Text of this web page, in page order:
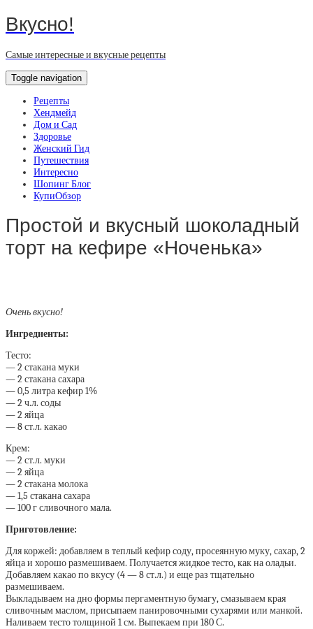
Вкусно!
Самые интересные и вкусные рецепты
Toggle navigation
Рецепты
Хендмейд
Дом и Сад
Здоровье
Женский Гид
Путешествия
Интересно
Шопинг Блог
КупиОбзор
Простой и вкусный шоколадный
торт на кефире «Ноченька»
Очень вкусно!
Ингредиенты:
Тесто:
— 2 стакана муки
— 2 стакана сахара
— 0,5 литра кефир 1%
— 2 ч.л. соды
— 2 яйца
— 8 ст.л. какао
Крем:
— 2 ст.л. муки
— 2 яйца
— 2 стакана молока
— 1,5 стакана сахара
— 100 г сливочного мала.
Приготовление:
Для коржей: добавляем в теплый кефир соду, просеянную муку, сахар, 2
яйца и хорошо размешиваем. Получается жидкое тесто, как на оладьи.
Добавляем какао по вкусу (4 — 8 ст.л.) и еще раз тщательно
размешиваем.
Выкладываем на дно формы пергаментную бумагу, смазываем края
сливочным маслом, присыпаем панировочными сухарями или манкой.
Наливаем тесто толщиной 1 см. Выпекаем при 180 С.